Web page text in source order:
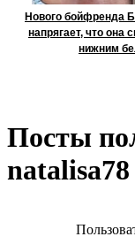
Нового бойфренда
напрягает, что она
нижним
Посты
natalisa78